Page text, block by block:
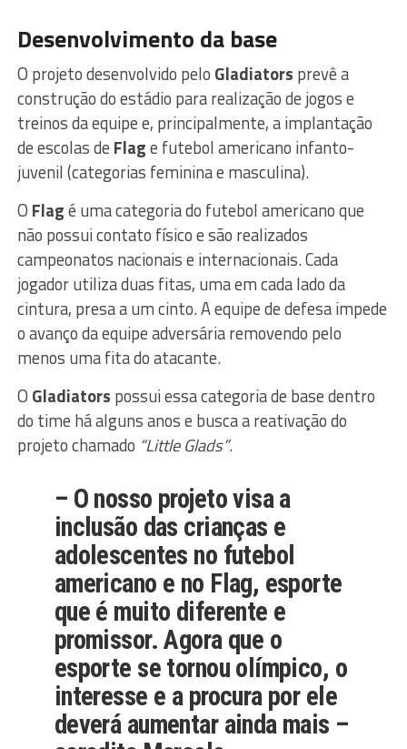
Desenvolvimento da base
O projeto desenvolvido pelo Gladiators prevê a
construção do estádio para realização de jogos e
treinos da equipe e, principalmente, a implantação
de escolas de Flage futebol americano infanto-
juvenil (categorias feminina e masculina).
O Flagé uma categoria do futebol americano que
não possui contato físico e são realizados
campeonatos nacionais e internacionais. Cada
jogador utiliza duas fitas, uma em cada lado da
cintura, presa a um cinto. A equipe de defesa impede
o avanço da equipe adversária removendo pelo
menos uma fita do atacante.
O Gladiators possui essa categoria de base dentro
do time há alguns anos e busca a reativação do
projeto chamado “Little Glads”.
– O nosso projeto visa a
inclusão das crianças e
adolescentes no futebol
americano e no Flag, esporte
que é muito diferente e
promissor. Agora que o
esporte se tornou olímpico, o
interesse e a procura por ele
deverá aumentar ainda mais –